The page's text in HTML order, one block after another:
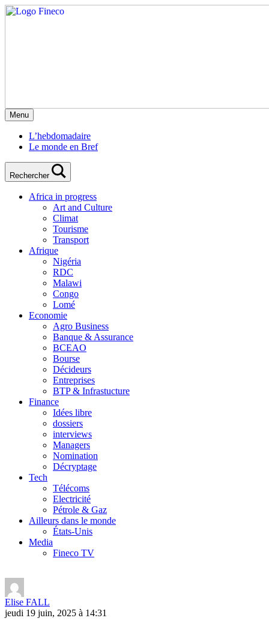
Menu
L’hebdomadaire
Le monde en Bref
Rechercher
Africa in progress
Art and Culture
Climat
Tourisme
Transport
Afrique
Nigéria
RDC
Malawi
Congo
Lomé
Economie
Agro Business
Banque & Assurance
BCEAO
Bourse
Décideurs
Entreprises
BTP & Infrastucture
Finance
Idées libre
dossiers
interviews
Managers
Nomination
Décryptage
Tech
Télécoms
Electricité
Pétrole & Gaz
Ailleurs dans le monde
États-Unis
Media
Fineco TV
Elise FALL
jeudi 19 juin, 2025 à 14:31